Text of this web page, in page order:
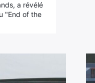
a révélé
"End of the